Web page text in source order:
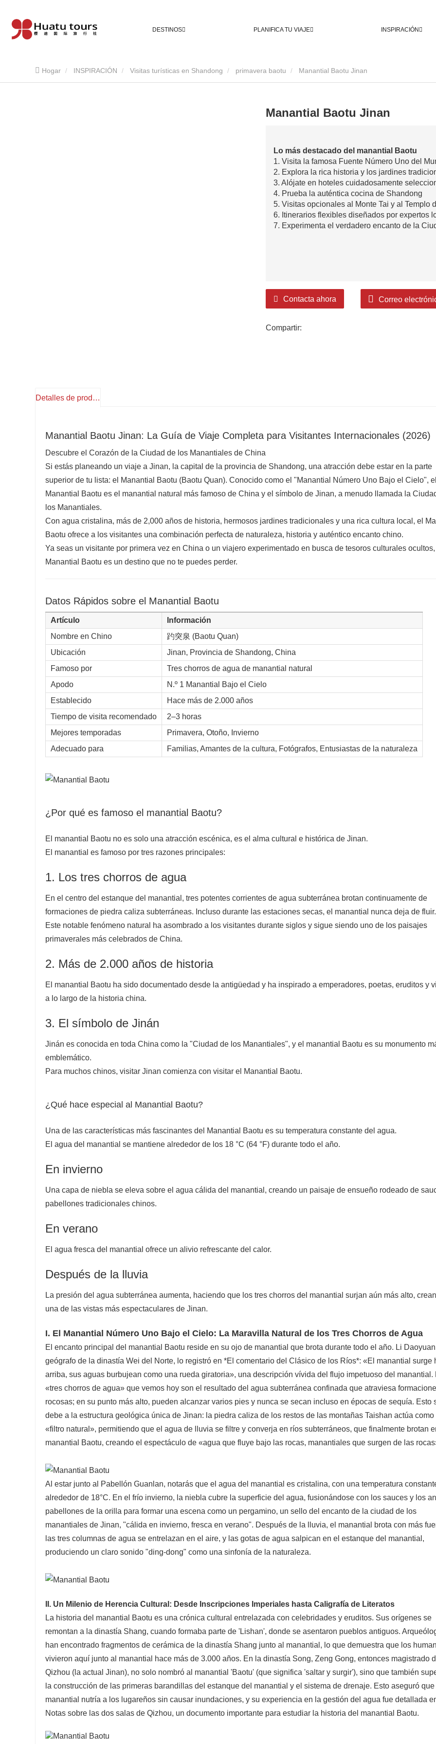
DESTINOS PLANIFICA TU VIAJE INSPIRACIÓN
Hogar INSPIRACIÓN Visitas turísticas en Shandong primavera baotu Manantial Baotu Jinan
Manantial Baotu Jinan
Lo más destacado del manantial Baotu
1. Visita la famosa Fuente Número Uno del
2. Explora la rica historia y los jardines
3. Alójate en hoteles cuidadosamente
4. Prueba la auténtica cocina de Shandong
5. Visitas opcionales al Monte Tai y al Templo
6. Itinerarios flexibles diseñados por expertos
7. Experimenta el verdadero encanto de la
Contacta ahora Correo
Compartir:
Detalles de producto
Manantial Baotu Jinan: La Guía de Viaje Completa para Visitantes Internacionales (2026)
Descubre el Corazón de la Ciudad de los Manantiales de China
Si estás planeando un viaje a Jinan, la capital de la provincia de Shandong, una atracción debe estar en la parte
superior de tu lista: el Manantial Baotu (Baotu Quan). Conocido como el "Manantial Número Uno Bajo el Cielo", el
Manantial Baotu es el manantial natural más famoso de China y el símbolo de Jinan, a menudo llamada la
los Manantiales.
Con agua cristalina, más de 2,000 años de historia, hermosos jardines tradicionales y una rica cultura local, el
Baotu ofrece a los visitantes una combinación perfecta de naturaleza, historia y auténtico encanto chino.
Ya seas un visitante por primera vez en China o un viajero experimentado en busca de tesoros culturales ocultos,
Manantial Baotu es un destino que no te puedes perder.
Datos Rápidos sobre el Manantial Baotu
Artículo
Información
Nombre en Chino
趵突泉 (Baotu Quan)
Ubicación
Jinan, Provincia de Shandong, China
Famoso por
Tres chorros de agua de manantial natural
Apodo
N.º 1 Manantial Bajo el Cielo
Establecido
Hace más de 2.000 años
Tiempo de visita recomendado
2–3 horas
Mejores temporadas
Primavera, Otoño, Invierno
Adecuado para
Familias, Amantes de la cultura, Fotógrafos, Entusiastas de la naturaleza
¿Por qué es famoso el manantial Baotu?
El manantial Baotu no es solo una atracción escénica, es el alma cultural e histórica de Jinan.
El manantial es famoso por tres razones principales:
1. Los tres chorros de agua
En el centro del estanque del manantial, tres potentes corrientes de agua subterránea brotan continuamente de
formaciones de piedra caliza subterráneas. Incluso durante las estaciones secas, el manantial nunca deja de fluir.
Este notable fenómeno natural ha asombrado a los visitantes durante siglos y sigue siendo uno de los paisajes
primaverales más celebrados de China.
2. Más de 2.000 años de historia
El manantial Baotu ha sido documentado desde la antigüedad y ha inspirado a emperadores, poetas, eruditos y
a lo largo de la historia china.
3. El símbolo de Jinán
Jinán es conocida en toda China como la "Ciudad de los Manantiales", y el manantial Baotu es su monumento
emblemático.
Para muchos chinos, visitar Jinan comienza con visitar el Manantial Baotu.
¿Qué hace especial al Manantial Baotu?
Una de las características más fascinantes del Manantial Baotu es su temperatura constante del agua.
El agua del manantial se mantiene alrededor de los 18 °C (64 °F) durante todo el año.
En invierno
Una capa de niebla se eleva sobre el agua cálida del manantial, creando un paisaje de ensueño rodeado de
pabellones tradicionales chinos.
En verano
El agua fresca del manantial ofrece un alivio refrescante del calor.
Después de la lluvia
La presión del agua subterránea aumenta, haciendo que los tres chorros del manantial surjan aún más alto,
una de las vistas más espectaculares de Jinan.
I. El Manantial Número Uno Bajo el Cielo: La Maravilla Natural de los Tres Chorros de Agua
El encanto principal del manantial Baotu reside en su ojo de manantial que brota durante todo el año. Li
geógrafo de la dinastía Wei del Norte, lo registró en *El comentario del Clásico de los Ríos*: «El manantial surge
arriba, sus aguas burbujean como una rueda giratoria», una descripción vívida del flujo impetuoso del manantial.
«tres chorros de agua» que vemos hoy son el resultado del agua subterránea confinada que atraviesa
rocosas; en su punto más alto, pueden alcanzar varios pies y nunca se secan incluso en épocas de sequía. Esto
debe a la estructura geológica única de Jinan: la piedra caliza de los restos de las montañas Taishan actúa como
«filtro natural», permitiendo que el agua de lluvia se filtre y converja en ríos subterráneos, que finalmente brotan
manantial Baotu, creando el espectáculo de «agua que fluye bajo las rocas, manantiales que surgen de las
Al estar junto al Pabellón Guanlan, notarás que el agua del manantial es cristalina, con una temperatura
alrededor de 18°C. En el frío invierno, la niebla cubre la superficie del agua, fusionándose con los sauces y los
pabellones de la orilla para formar una escena como un pergamino, un sello del encanto de la ciudad de los
manantiales de Jinan, "cálida en invierno, fresca en verano". Después de la lluvia, el manantial brota con más
las tres columnas de agua se entrelazan en el aire, y las gotas de agua salpican en el estanque del manantial,
produciendo un claro sonido "ding-dong" como una sinfonía de la naturaleza.
II. Un Milenio de Herencia Cultural: Desde Inscripciones Imperiales hasta Caligrafía de Literatos
La historia del manantial Baotu es una crónica cultural entrelazada con celebridades y eruditos. Sus orígenes se
remontan a la dinastía Shang, cuando formaba parte de 'Lishan', donde se asentaron pueblos antiguos.
han encontrado fragmentos de cerámica de la dinastía Shang junto al manantial, lo que demuestra que los
vivieron aquí junto al manantial hace más de 3.000 años. En la dinastía Song, Zeng Gong, entonces magistrado
Qizhou (la actual Jinan), no solo nombró al manantial 'Baotu' (que significa 'saltar y surgir'), sino que también
la construcción de las primeras barandillas del estanque del manantial y el sistema de drenaje. Esto aseguró que
manantial nutría a los lugareños sin causar inundaciones, y su experiencia en la gestión del agua fue detallada
Notas sobre las dos salas de Qizhou, un documento importante para estudiar la historia del manantial Baotu.